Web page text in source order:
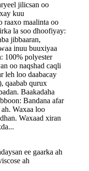
jilicsan oo
kuu
raaxo maalinta oo
la soo dhoofiyay:
jibbaaran,
inuu buuxiyaa
100% polyester
oo naqshad caqli
leh loo daabacay
qaabab qurux
Baakadaha
Bandana afar
Waxaa loo
Waxaad xiran